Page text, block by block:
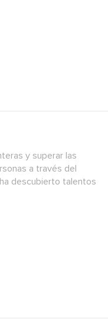
y superar las
a través del
descubierto talentos